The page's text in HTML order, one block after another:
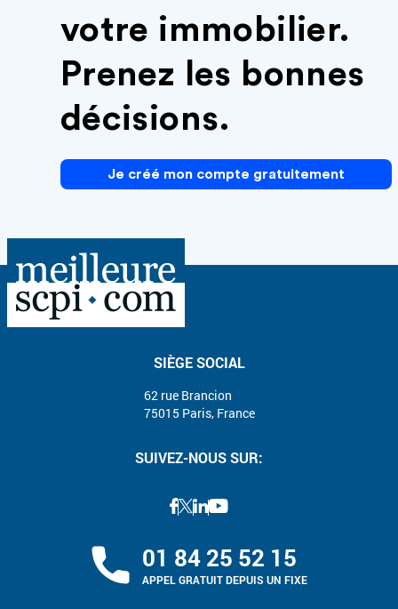
votre immobilier.
Prenez les bonnes
décisions.
Je créé mon compte gratuitement
SIÈGE SOCIAL
62 rue Brancion
75015 Paris, France
SUIVEZ-NOUS SUR:
01 84 25 52 15
APPEL GRATUIT DEPUIS UN FIXE